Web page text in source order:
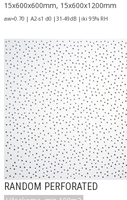
15x600x600mm, 15x600x1200mm
aw=0.70 | A2-s1 d0 |31-49dB |iki 95% RH
RANDOM PERFORATED